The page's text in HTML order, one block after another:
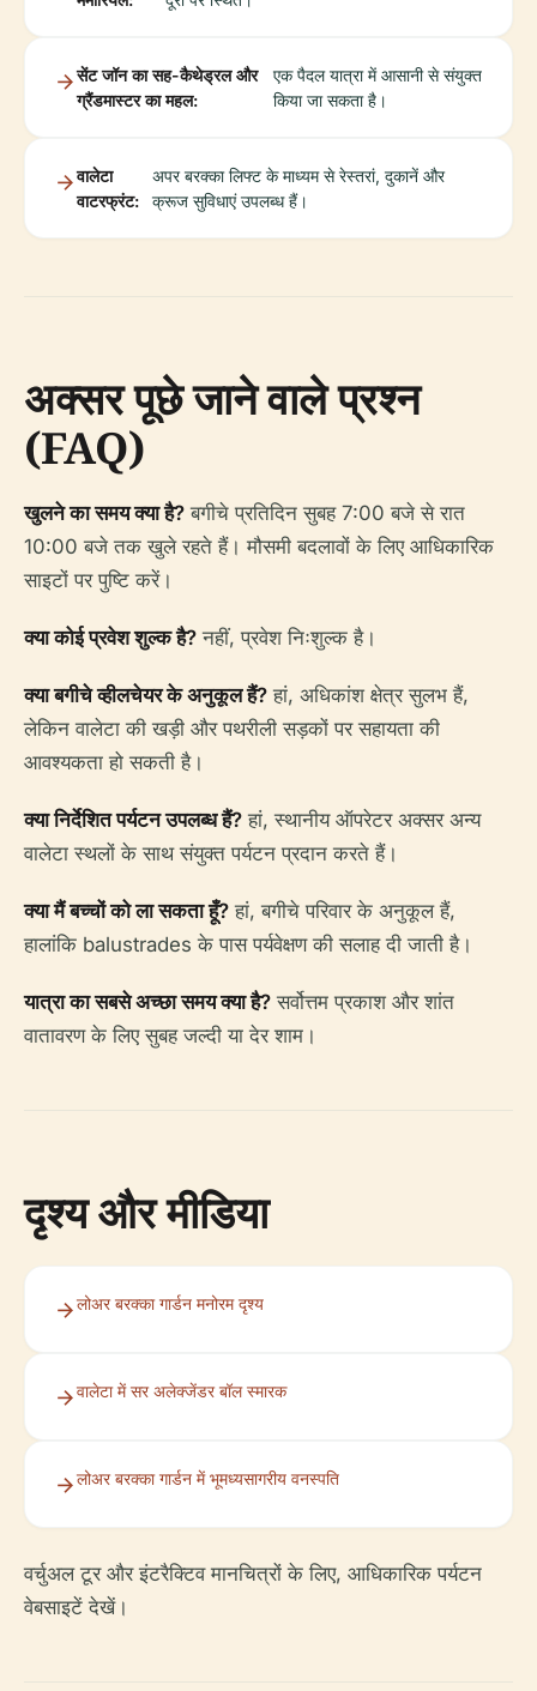
सेंट जॉन का सह-कैथेड्रल और
ग्रैंडमास्टर का महल:
एक पैदल यात्रा में आसानी से संयुक्त
किया जा सकता है।
वालेटा
वाटरफ्रंट:
अपर बरक्का लिफ्ट के माध्यम से रेस्तरां, दुकानें और
क्रूज सुविधाएं उपलब्ध हैं।
अक्सर पूछे जाने वाले प्रश्न
(FAQ)
खुलने का समय क्या है? बगीचे प्रतिदिन सुबह 7:00 बजे से रात
10:00 बजे तक खुले रहते हैं। मौसमी बदलावों के लिए आधिकारिक
साइटों पर पुष्टि करें।
क्या कोई प्रवेश शुल्क है? नहीं, प्रवेश निःशुल्क है।
क्या बगीचे व्हीलचेयर के अनुकूल हैं? हां, अधिकांश क्षेत्र सुलभ हैं,
लेकिन वालेटा की खड़ी और पथरीली सड़कों पर सहायता की
आवश्यकता हो सकती है।
क्या निर्देशित पर्यटन उपलब्ध हैं? हां, स्थानीय ऑपरेटर अक्सर अन्य
वालेटा स्थलों के साथ संयुक्त पर्यटन प्रदान करते हैं।
क्या मैं बच्चों को ला सकता हूँ? हां, बगीचे परिवार के अनुकूल हैं,
हालांकि balustrades के पास पर्यवेक्षण की सलाह दी जाती है।
यात्रा का सबसे अच्छा समय क्या है? सर्वोत्तम प्रकाश और शांत
वातावरण के लिए सुबह जल्दी या देर शाम।
दृश्य और मीडिया
लोअर बरक्का गार्डन मनोरम दृश्य
वालेटा में सर अलेक्जेंडर बॉल स्मारक
लोअर बरक्का गार्डन में भूमध्यसागरीय वनस्पति
वर्चुअल टूर और इंटरैक्टिव मानचित्रों के लिए, आधिकारिक पर्यटन
वेबसाइटें देखें।